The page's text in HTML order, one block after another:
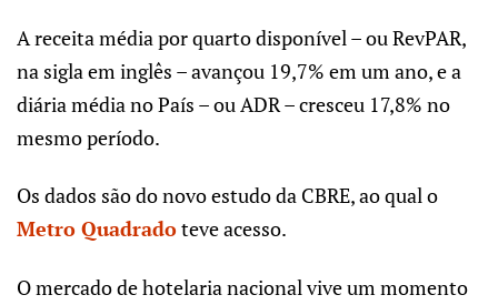
A receita média por quarto disponível – ou RevPAR,
na sigla em inglês – avançou 19,7% em um ano, e a
diária média no País – ou ADR – cresceu 17,8% no
mesmo período.
Os dados são do novo estudo da CBRE, ao qual o
Metro Quadradoteve acesso.
O mercado de hotelaria nacional vive um momento